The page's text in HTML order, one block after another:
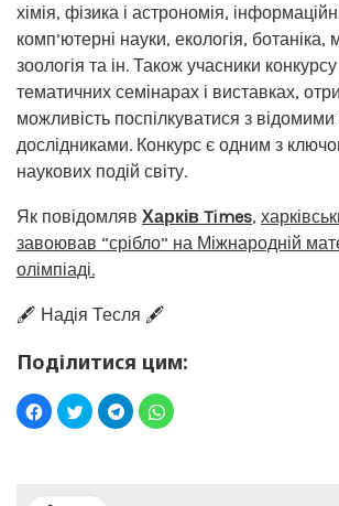
хімія, фізика і астрономія,
комп’ютерні науки, екологія, ботаніка,
зоологія та ін. Також учасники
тематичних семінарах і виставках,
можливість поспілкуватися з
дослідниками. Конкурс є одним з
наукових подій світу.
Як повідомляв Харків Times,
завоював “срібло” на Міжнародній
олімпіаді.
🖋️ Надія Тесля 🖋️
Поділитися цим: